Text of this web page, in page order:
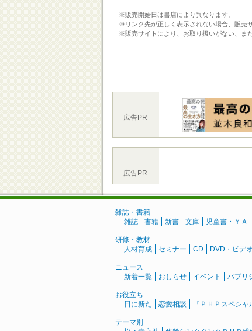
※販売開始日は書店により異なります。
※リンク先が正しく表示されない場合、販売
※販売サイトにより、お取り扱いがない、ま
広告PR
広告PR
雑誌・書籍
雑誌
書籍 新書 文庫 児童書・ＹＡ
研修・教材
人材育成
セミナー CD DVD・ビデオ
ニュース
新着一覧
おしらせ イベント パブリ
お役立ち
日に新た
恋愛相談 『ＰＨＰスペシ
テーマ別